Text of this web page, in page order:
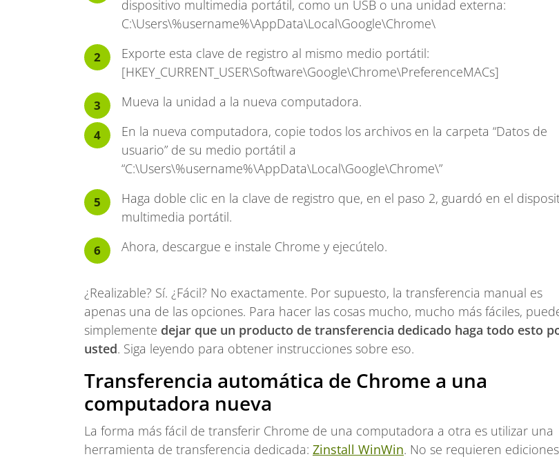
dispositivo multimedia portátil, como un USB o una unidad externa:
C:\Users\%username%\AppData\Local\Google\Chrome\
Exporte esta clave de registro al mismo medio portátil:
[HKEY_CURRENT_USER\Software\Google\Chrome\PreferenceMACs]
Mueva la unidad a la nueva computadora.
En la nueva computadora, copie todos los archivos en la carpeta “Datos de
usuario” de su medio portátil a
“C:\Users\%username%\AppData\Local\Google\Chrome\”
Haga doble clic en la clave de registro que, en el paso 2, guardó en el
multimedia portátil.
Ahora, descargue e instale Chrome y ejecútelo.
¿Realizable? Sí. ¿Fácil? No exactamente. Por supuesto, la transferencia manual es
apenas una de las opciones. Para hacer las cosas mucho, mucho más fáciles,
simplemente dejar que un producto de transferencia dedicado haga todo esto
usted. Siga leyendo para obtener instrucciones sobre eso.
Transferencia automática de Chrome a una
computadora nueva
La forma más fácil de transferir Chrome de una computadora a otra es utilizar una
herramienta de transferencia dedicada: Zinstall WinWin. No se requieren